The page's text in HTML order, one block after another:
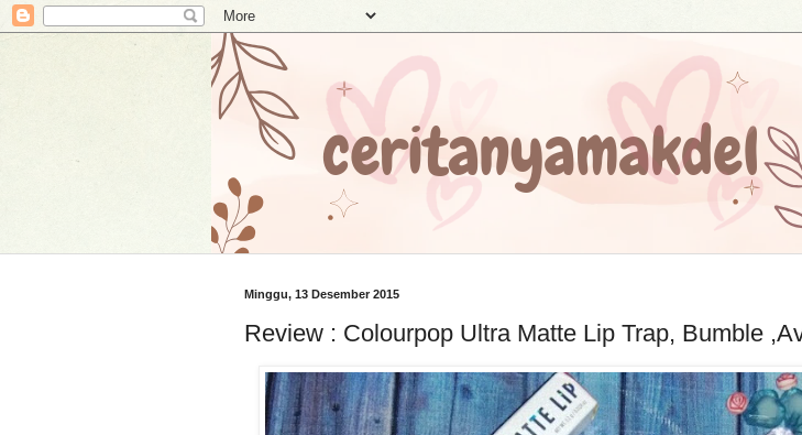
Minggu, 13 Desember 2015
Review : Colourpop Ultra Matte Lip Trap, Bumble